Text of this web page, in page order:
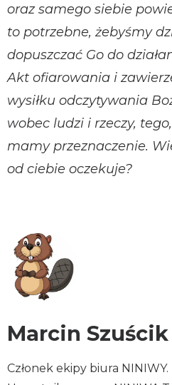
oraz samego siebie
to potrzebne, żebyśmy
dopuszczać Go do
Akt ofiarowania i
wysiłku odczytywania
wobec ludzi i rzeczy,
mamy przeznaczenie.
od ciebie oczekuje?
Marcin Szuścik
Członek ekipy biura NINIWY.